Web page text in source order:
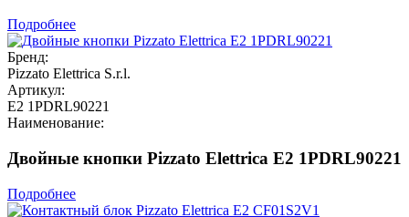
Подробнее
Бренд:
Pizzato Elettrica S.r.l.
Артикул:
E2 1PDRL90221
Наименование:
Двойные кнопки Pizzato Elettrica E2 1PDRL90221
Подробнее